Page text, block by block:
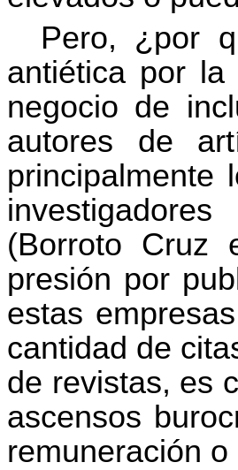
Pero, ¿por
antiética por
negocio de
autores de
principalmente
(Borroto Cruz
presión por
estas
cantidad de
de revistas, es
ascensos
remuneración